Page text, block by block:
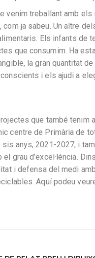
venim treballant amb
com ja sabeu. Un altre
Els infants de
que consumim. Ha
la gran quantitat
i els ajudi a
que també tenim
centre de Primària de
sis anys, 2021-2027, i
el grau d’excel·lència.
i defensa del medi
Aquí podeu